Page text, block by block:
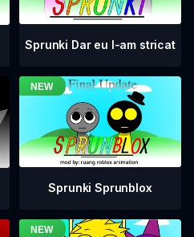
Sprunki Dar eu l-am stricat
Sprunki Sprunblox